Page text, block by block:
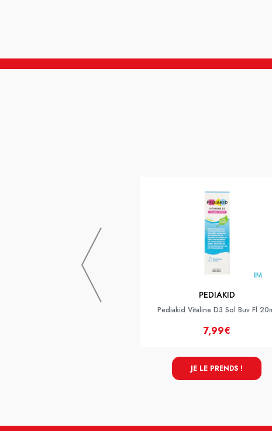
PEDIAKID
Pediakid Vitaline D3 Sol Buv Fl
7,99€
JE LE PRENDS !